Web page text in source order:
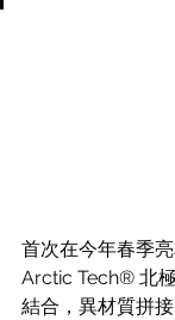
首次在今年春季
Arctic Tech® 北
結合，異材質拼